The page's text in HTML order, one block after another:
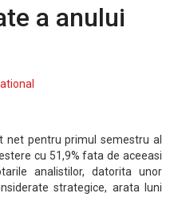
a anului
net pentru primul semestru al
cu 51,9% fata de aceeasi
analistilor, datorita unor
strategice, arata luni